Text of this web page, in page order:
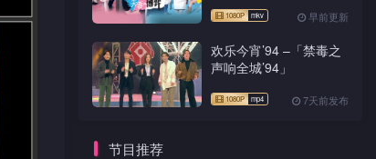
早前更新
欢乐今宵’94 –「禁毒之
声响全城’94」
7天前发布
节目推荐